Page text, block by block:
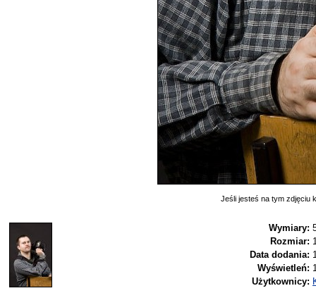
Jeśli jesteś na tym zdjęciu
Wymiary:
Rozmiar:
Data dodania:
Wyświetleń:
Użytkownicy: